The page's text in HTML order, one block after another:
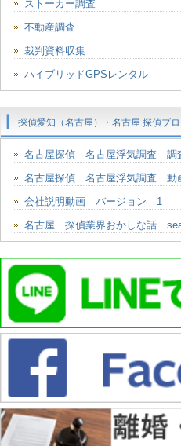
ストーカー調査
不動産調査
裁判資料収集
ハイブリッドGPSレンタル
探偵愛知（名古屋）・名古屋 探偵ブ
名古屋探偵 名古屋浮気調査 調
名古屋探偵 名古屋浮気調査 動
会社説明動画 バージョン 1
名古屋 探偵業界おかしな話